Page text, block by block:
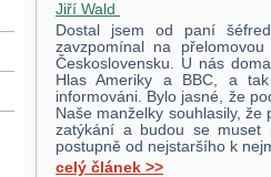
Jiří Wald
Dostal jsem od paní
zavzpomínal na
Československu. U nás
Hlas Ameriky a BBC, a
informováni. Bylo jasné, že
Naše manželky souhlasily,
zatýkání a budou se muset
postupně od nejstaršího k
celý článek >>